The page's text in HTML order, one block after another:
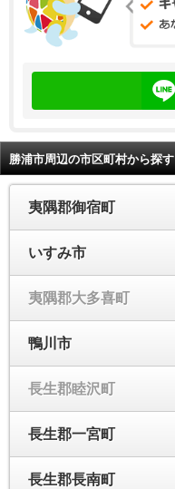
勝浦市周辺の市区町村から探す
夷隅郡御宿町
いすみ市
夷隅郡大多喜町
鴨川市
長生郡睦沢町
長生郡一宮町
長生郡長南町